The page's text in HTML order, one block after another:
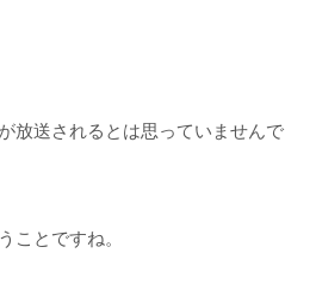
放送されるとは思っていませんで
ことですね。